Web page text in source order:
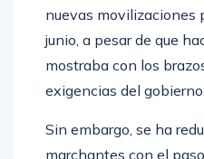
nuevas movilizaciones
junio, a pesar de que
mostraba con los
exigencias del gobierno.
Sin embargo, se ha
marchantes con el